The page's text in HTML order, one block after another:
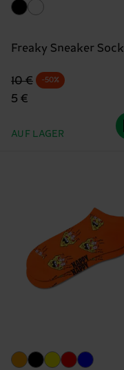
Freaky Sneaker Sock
Originalpreis
10 €
Reduzierter Preis
5 €
-50%
AUF LAGER